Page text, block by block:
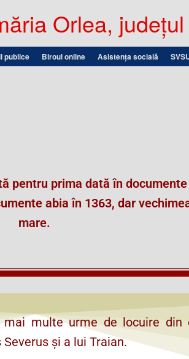
Orlea,
publice Biroul online Asistența socială
pentru prima dată în
abia în 1363, dar
mare.
multe urme de locuire din
și a lui Traian.